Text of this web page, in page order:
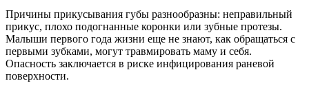
Причины прикусывания губы разнообразны: неправильный
прикус, плохо подогнанные коронки или зубные протезы.
Малыши первого года жизни еще не знают, как обращаться с
первыми зубками, могут травмировать маму и себя.
Опасность заключается в риске инфицирования раневой
поверхности.